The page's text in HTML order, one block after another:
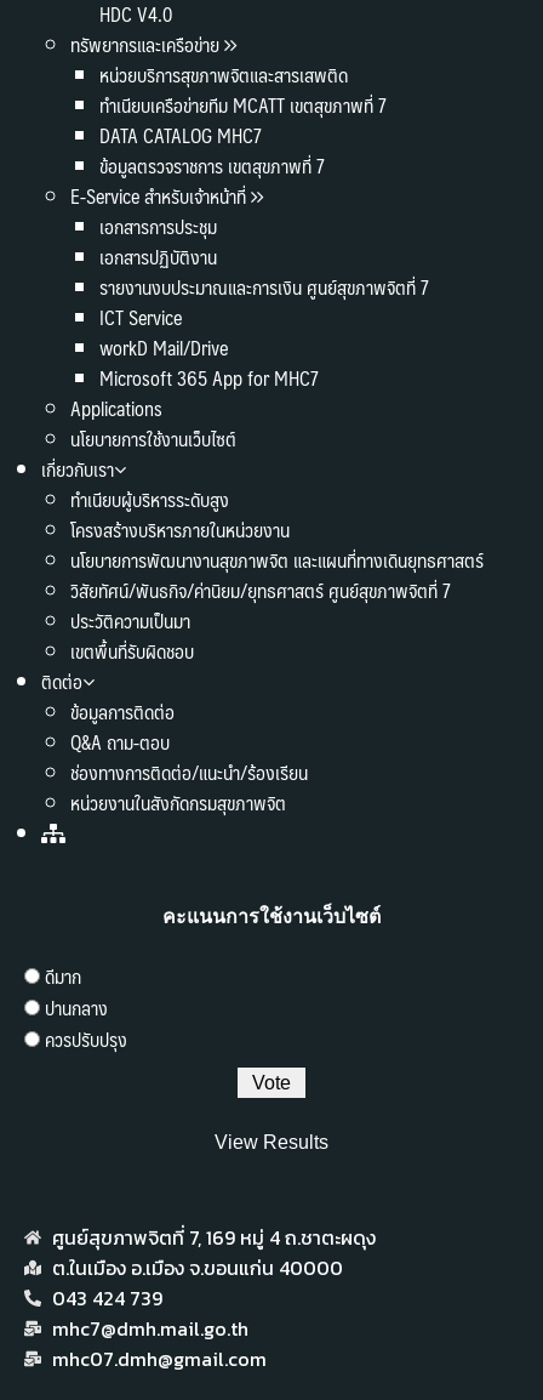
HDC V4.0
ทรัพยากรและเครือข่าย
หน่วยบริการสุขภาพจิตและสารเสพติด
ทำเนียบเครือข่ายทีม MCATT เขตสุขภาพที่ 7
DATA CATALOG MHC7
ข้อมูลตรวจราชการ เขตสุขภาพที่ 7
E-Service สำหรับเจ้าหน้าที่
เอกสารการประชุม
เอกสารปฏิบัติงาน
รายงานงบประมาณและการเงิน ศูนย์สุขภาพจิตที่ 7
ICT Service
workD Mail/Drive
Microsoft 365 App for MHC7
Applications
นโยบายการใช้งานเว็บไซต์
เกี่ยวกับเรา
ทำเนียบผู้บริหารระดับสูง
โครงสร้างบริหารภายในหน่วยงาน
นโยบายการพัฒนางานสุขภาพจิต และแผนที่ทางเดินยุทธศาสตร์
วิสัยทัศน์/พันธกิจ/ค่านิยม/ยุทธศาสตร์ ศูนย์สุขภาพจิตที่ 7
ประวัติความเป็นมา
เขตพื้นที่รับผิดชอบ
ติดต่อ
ข้อมูลการติดต่อ
Q&A ถาม-ตอบ
ช่องทางการติดต่อ/แนะนำ/ร้องเรียน
หน่วยงานในสังกัดกรมสุขภาพจิต
คะแนนการใช้งานเว็บไซต์
ดีมาก
ปานกลาง
ควรปรับปรุง
View Results
ศูนย์สุขภาพจิตที่ 7,​ 169 หมู่ 4 ถ.ชาตะผดุง
ต.ในเมือง อ.เมือง จ.ขอนแก่น 40000
043 424 739
mhc7@dmh.mail.go.th
mhc07.dmh@gmail.com